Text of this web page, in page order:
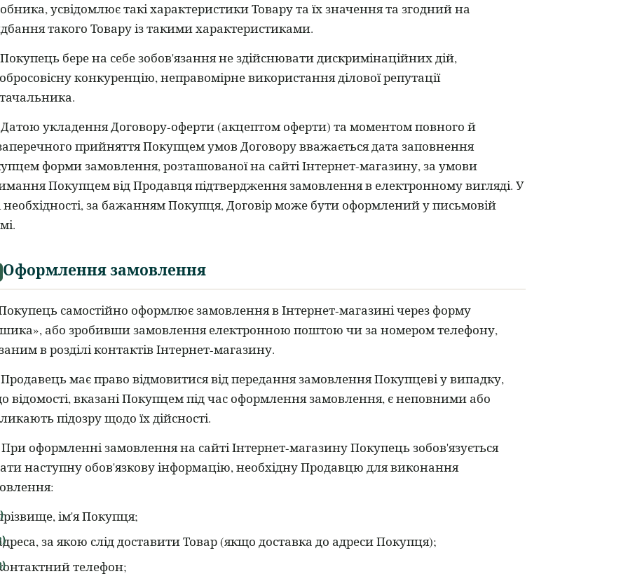
усвідомлює такі характеристики Товару та їх значення та згодний на
такого Товару із такими характеристиками.
Покупець бере на себе зобов'язання не здійснювати дискримінаційних дій,
конкуренцію, неправомірне використання ділової репутації
Датою укладення Договору-оферти (акцептом оферти) та моментом повного й
прийняття Покупцем умов Договору вважається дата заповнення
форми замовлення, розташованої на сайті Інтернет-магазину, за умови
Покупцем від Продавця підтвердження замовлення в електронному вигляді. У
необхідності, за бажанням Покупця, Договір може бути оформлений у письмовій
Оформлення замовлення
самостійно оформлює замовлення в Інтернет-магазині через форму
або зробивши замовлення електронною поштою чи за номером телефону,
в розділі контактів Інтернет-магазину.
Продавець має право відмовитися від передання замовлення Покупцеві у випадку,
відомості, вказані Покупцем під час оформлення замовлення, є неповними або
підозру щодо їх дійсності.
При оформленні замовлення на сайті Інтернет-магазину Покупець зобов'язується
наступну обов'язкову інформацію, необхідну Продавцю для виконання
ім'я Покупця;
за якою слід доставити Товар (якщо доставка до адреси Покупця);
телефон;